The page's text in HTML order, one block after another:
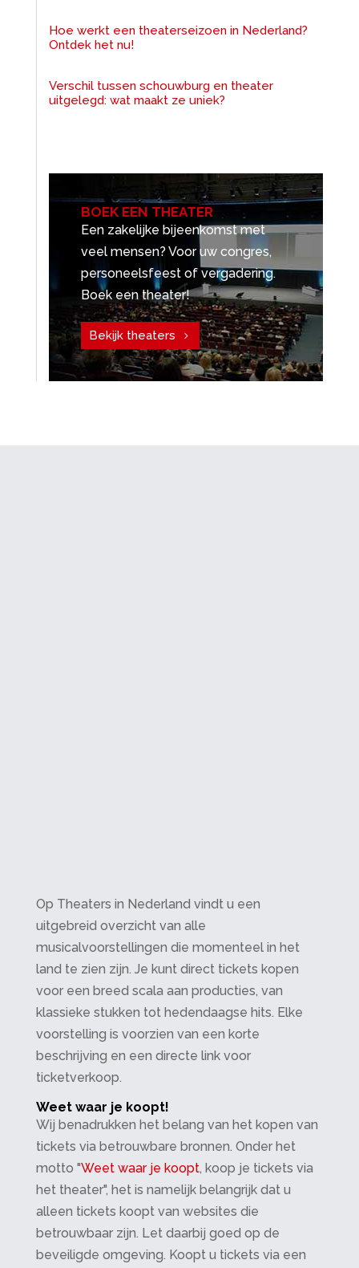
Hoe werkt een theaterseizoen in Nederland?
Ontdek het nu!
Verschil tussen schouwburg en theater
uitgelegd: wat maakt ze uniek?
BOEK EEN THEATER
Een zakelijke bijeenkomst met
veel mensen? Voor uw congres,
personeelsfeest of vergadering.
Boek een theater!
Bekijk theaters
Op Theaters in Nederland vindt u een
uitgebreid overzicht van alle
musicalvoorstellingen die momenteel in het
land te zien zijn. Je kunt direct tickets kopen
voor een breed scala aan producties, van
klassieke stukken tot hedendaagse hits. Elke
voorstelling is voorzien van een korte
beschrijving en een directe link voor
ticketverkoop.
Weet waar je koopt!
Wij benadrukken het belang van het kopen van
tickets via betrouwbare bronnen. Onder het
motto "Weet waar je koopt, koop je tickets via
het theater", het is namelijk belangrijk dat u
alleen tickets koopt van websites die
betrouwbaar zijn. Let daarbij goed op de
beveiligde omgeving. Koopt u tickets via een